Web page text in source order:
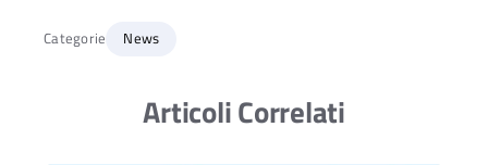
Categorie News
Articoli Correlati